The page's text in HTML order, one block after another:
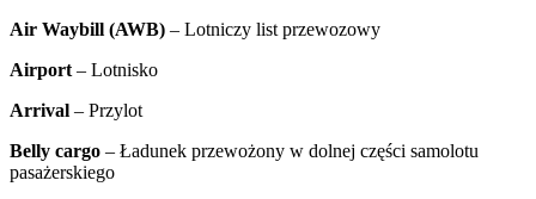
Air Waybill (AWB) – Lotniczy list przewozowy
Airport – Lotnisko
Arrival – Przylot
Belly cargo – Ładunek przewożony w dolnej części samolotu
pasażerskiego